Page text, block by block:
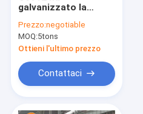
galvanizzato la
caldo di gi di
spessore d'acciaio
della bobina 18mm
Prezzo:negotiable
MOQ:5tons
Ottieni l'ultimo prezzo
Contattaci